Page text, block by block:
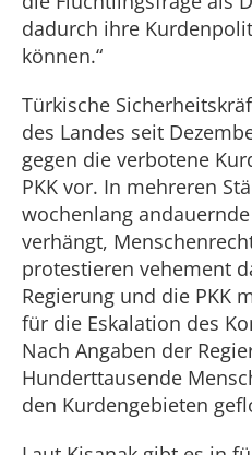
dadurch ihre
können.“
Türkische
des Landes seit
gegen die verbotene
PKK vor. In mehreren
wochenlang
verhängt,
protestieren vehement
Regierung und die PKK
für die Eskalation des
Nach Angaben der
Hunderttausende
den Kurdengebieten